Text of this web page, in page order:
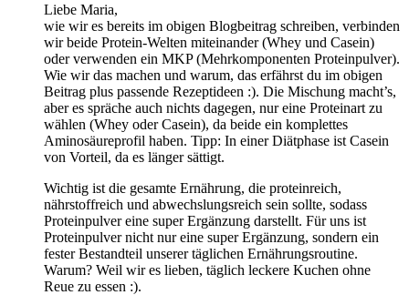
Liebe Maria,
wie wir es bereits im obigen Blogbeitrag schreiben, verbinden
wir beide Protein-Welten miteinander (Whey und Casein)
oder verwenden ein MKP (Mehrkomponenten Proteinpulver).
Wie wir das machen und warum, das erfährst du im obigen
Beitrag plus passende Rezeptideen :). Die Mischung macht’s,
aber es spräche auch nichts dagegen, nur eine Proteinart zu
wählen (Whey oder Casein), da beide ein komplettes
Aminosäureprofil haben. Tipp: In einer Diätphase ist Casein
von Vorteil, da es länger sättigt.
Wichtig ist die gesamte Ernährung, die proteinreich,
nährstoffreich und abwechslungsreich sein sollte, sodass
Proteinpulver eine super Ergänzung darstellt. Für uns ist
Proteinpulver nicht nur eine super Ergänzung, sondern ein
fester Bestandteil unserer täglichen Ernährungsroutine.
Warum? Weil wir es lieben, täglich leckere Kuchen ohne
Reue zu essen :).